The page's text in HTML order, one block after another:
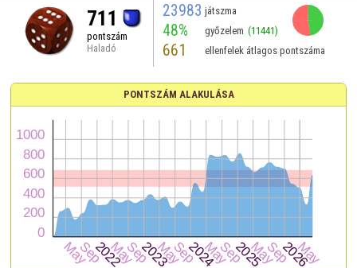
711
pontszám
Haladó
23983 játszma
48% győzelem (11441)
661 ellenfelek átlagos pontszáma
PONTSZÁM ALAKULÁSA